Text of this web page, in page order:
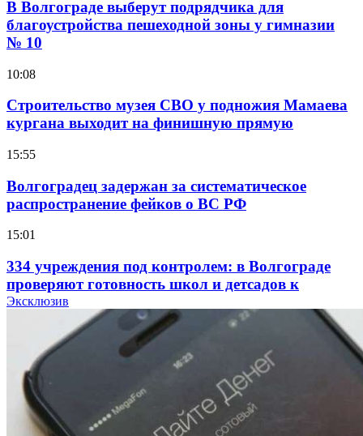
В Волгограде выберут подрядчика для
благоустройства пешеходной зоны у гимназии
№ 10
10:08
Строительство музея СВО у подножия Мамаева
кургана выходит на финишную прямую
15:55
Волгоградец задержан за систематическое
распространение фейков о ВС РФ
15:01
334 учреждения под контролем: в Волгограде
проверяют готовность школ и детсадов к
учебному году
Покушение на убийство в Волгограде: девушка
напала на незнакомую женщину с ножом
12:39
Эксклюзив